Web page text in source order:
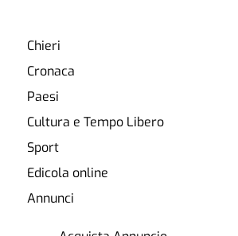
Chieri
Cronaca
Paesi
Cultura e Tempo Libero
Sport
Edicola online
Annunci